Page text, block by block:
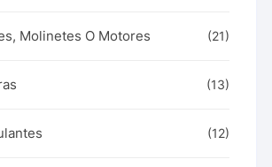
Molinetes O Motores (21)
(13)
(12)